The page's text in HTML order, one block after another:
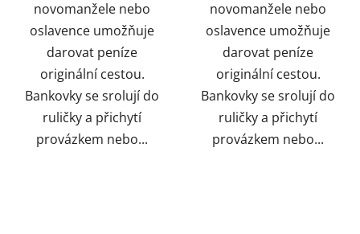
novomanžele nebo
oslavence umožňuje
darovat peníze
originální cestou.
Bankovky se srolují do
ruličky a přichytí
provázkem nebo...
novomanžele nebo
oslavence umožňuje
darovat peníze
originální cestou.
Bankovky se srolují do
ruličky a přichytí
provázkem nebo...